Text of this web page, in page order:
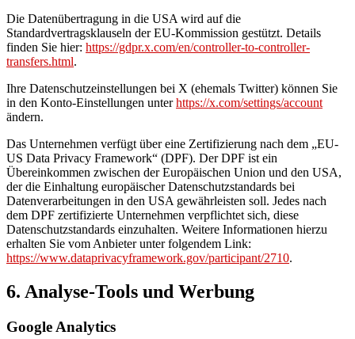
Die Datenübertragung in die USA wird auf die
Standardvertragsklauseln der EU-Kommission gestützt. Details
finden Sie hier: https://gdpr.x.com/en/controller-to-controller-
transfers.html.
Ihre Datenschutzeinstellungen bei X (ehemals Twitter) können Sie
in den Konto-Einstellungen unterhttps://x.com/settings/account
ändern.
Das Unternehmen verfügt über eine Zertifizierung nach dem „EU-
US Data Privacy Framework“ (DPF). Der DPF ist ein
Übereinkommen zwischen der Europäischen Union und den USA,
der die Einhaltung europäischer Datenschutzstandards bei
Datenverarbeitungen in den USA gewährleisten soll. Jedes nach
dem DPF zertifizierte Unternehmen verpflichtet sich, diese
Datenschutzstandards einzuhalten. Weitere Informationen hierzu
erhalten Sie vom Anbieter unter folgendem Link:
https://www.dataprivacyframework.gov/participant/2710.
6. Analyse-Tools und Werbung
Google Analytics